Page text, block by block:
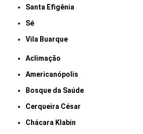
Santa Efigênia
Sé
Vila Buarque
Aclimação
Americanópolis
Bosque da Saúde
Cerqueira César
Chácara Klabin